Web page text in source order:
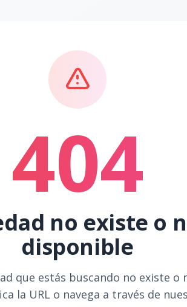
404
no existe o
disponible
que estás buscando no existe o
la URL o navega a través de